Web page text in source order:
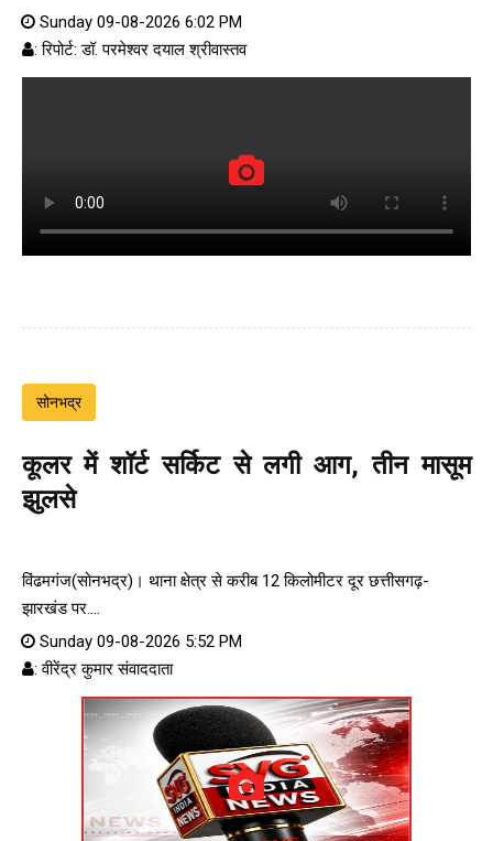
Sunday 09-08-2026 6:02 PM
: रिपोर्ट: डॉ. परमेश्वर दयाल श्रीवास्तव
सोनभद्र
कूलर में शॉर्ट सर्किट से लगी आग, तीन मासूम
झुलसे
विंढमगंज(सोनभद्र)। थाना क्षेत्र से करीब 12 किलोमीटर दूर छत्तीसगढ़-
झारखंड पर....
Sunday 09-08-2026 5:52 PM
: वीरेंद्र कुमार संवाददाता